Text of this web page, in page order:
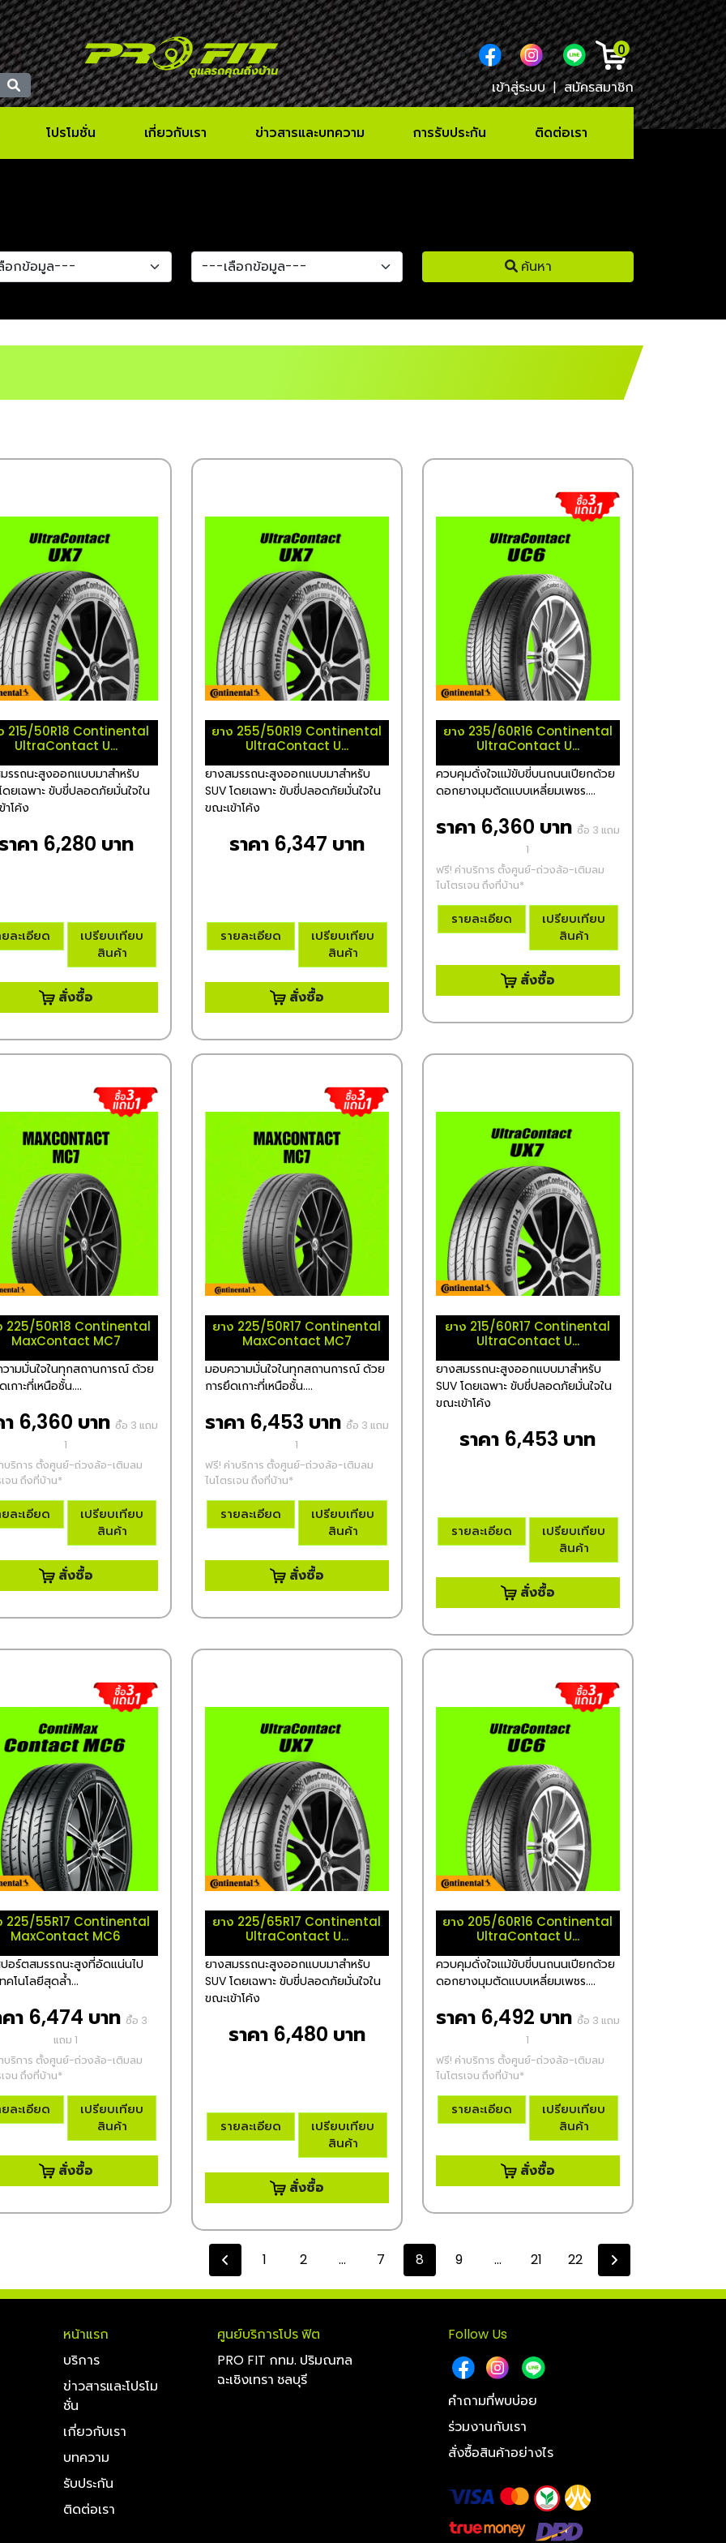
0
เข้าสู่ระบบ | สมัครสมาชิก
โปรโมชั่น เกี่ยวกับเรา ข่าวสารและบทความ การรับประกัน ติดต่อเรา
ค้นหา
215/50R18 Continental
UltraContact U...
รรถนะสูงออกแบบมาสำหรับ
ดยเฉพาะ ขับขี่ปลอดภัยมั่นใจใน
าโค้ง
ราคา 6,280 บาท
ยละเอียด
เปรียบเทียบ
สินค้า
สั่งซื้อ
ยาง 255/50R19 Continental
UltraContact U...
ยางสมรรถนะสูงออกแบบมาสำหรับ
SUV โดยเฉพาะ ขับขี่ปลอดภัยมั่นใจใน
ขณะเข้าโค้ง
ราคา 6,347 บาท
รายละเอียด
เปรียบเทียบ
สินค้า
สั่งซื้อ
ยาง 235/60R16 Continental
UltraContact U...
ควบคุมดั่งใจแม้ขับขี่บนถนนเปียกด้วย
ดอกยางมุมตัดแบบเหลี่ยมเพชร....
ราคา 6,360 บาท ซื้อ 3 แถม
1
ฟรี! ค่าบริการ ตั้งศูนย์-ถ่วงล้อ-เติมลม
ไนโตรเจน ถึงที่บ้าน*
รายละเอียด
เปรียบเทียบ
สินค้า
สั่งซื้อ
225/50R18 Continental
MaxContact MC7
ามมั่นใจในทุกสถานการณ์ ด้วย
เกาะที่เหนือชั้น....
า 6,360 บาท ซื้อ 3 แถม
1
บริการ ตั้งศูนย์-ถ่วงล้อ-เติมลม
เจน ถึงที่บ้าน*
ยละเอียด
เปรียบเทียบ
สินค้า
สั่งซื้อ
ยาง 225/50R17 Continental
MaxContact MC7
มอบความมั่นใจในทุกสถานการณ์ ด้วย
การยึดเกาะที่เหนือชั้น....
ราคา 6,453 บาท ซื้อ 3 แถม
1
ฟรี! ค่าบริการ ตั้งศูนย์-ถ่วงล้อ-เติมลม
ไนโตรเจน ถึงที่บ้าน*
รายละเอียด
เปรียบเทียบ
สินค้า
สั่งซื้อ
ยาง 215/60R17 Continental
UltraContact U...
ยางสมรรถนะสูงออกแบบมาสำหรับ
SUV โดยเฉพาะ ขับขี่ปลอดภัยมั่นใจใน
ขณะเข้าโค้ง
ราคา 6,453 บาท
รายละเอียด
เปรียบเทียบ
สินค้า
สั่งซื้อ
225/55R17 Continental
MaxContact MC6
อร์ตสมรรถนะสูงที่อัดแน่นไป
คโนโลยีสุดล้ำ...
คา 6,474 บาท ซื้อ 3
แถม 1
บริการ ตั้งศูนย์-ถ่วงล้อ-เติมลม
เจน ถึงที่บ้าน*
ยละเอียด
เปรียบเทียบ
สินค้า
สั่งซื้อ
ยาง 225/65R17 Continental
UltraContact U...
ยางสมรรถนะสูงออกแบบมาสำหรับ
SUV โดยเฉพาะ ขับขี่ปลอดภัยมั่นใจใน
ขณะเข้าโค้ง
ราคา 6,480 บาท
รายละเอียด
เปรียบเทียบ
สินค้า
สั่งซื้อ
ยาง 205/60R16 Continental
UltraContact U...
ควบคุมดั่งใจแม้ขับขี่บนถนนเปียกด้วย
ดอกยางมุมตัดแบบเหลี่ยมเพชร....
ราคา 6,492 บาท ซื้อ 3 แถม
1
ฟรี! ค่าบริการ ตั้งศูนย์-ถ่วงล้อ-เติมลม
ไนโตรเจน ถึงที่บ้าน*
รายละเอียด
เปรียบเทียบ
สินค้า
สั่งซื้อ
1 2 ... 7 8 9 ... 21 22
หน้าแรก
บริการ
ข่าวสารและโปรโม
ชั่น
เกี่ยวกับเรา
บทความ
รับประกัน
ติดต่อเรา
ศูนย์บริการโปร ฟิต
PRO FIT กทม. ปริมณฑล
ฉะเชิงเทรา ชลบุรี
Follow Us
คำถามที่พบบ่อย
ร่วมงานกับเรา
สั่งซื้อสินค้าอย่างไร